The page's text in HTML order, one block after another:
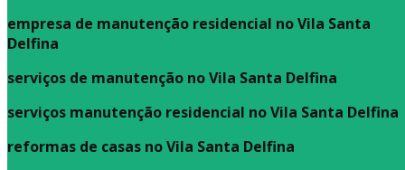
empresa de manutenção residencial no Vila Santa
Delfina
serviços de manutenção no Vila Santa Delfina
serviços manutenção residencial no Vila Santa Delfina
reformas de casas no Vila Santa Delfina